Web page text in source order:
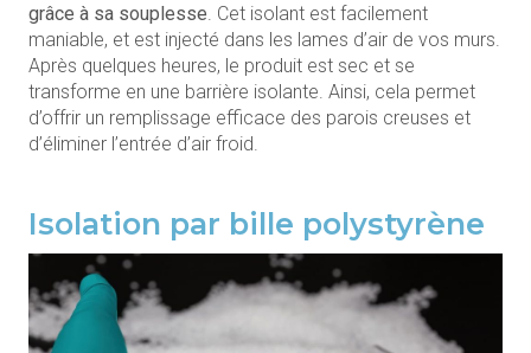
grâce à sa souplesse. Cet isolant est facilement
maniable, et est injecté dans les lames d’air de vos murs.
Après quelques heures, le produit est sec et se
transforme en une barrière isolante. Ainsi, cela permet
d’offrir un remplissage efficace des parois creuses et
d’éliminer l’entrée d’air froid.
Isolation par bille polystyrène